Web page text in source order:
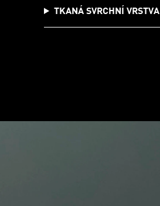
TKANÁ SVRCHNÍ VRSTVA